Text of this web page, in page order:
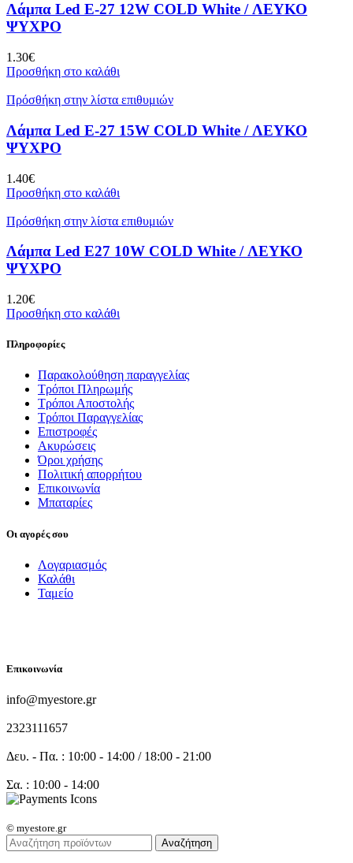
Λάμπα Led E-27 12W COLD White / ΛΕΥΚΟ
ΨΥΧΡΟ
1.30€
Προσθήκη στο καλάθι
Πρόσθήκη στην λίστα επιθυμιών
Λάμπα Led E-27 15W COLD White / ΛΕΥΚΟ
ΨΥΧΡΟ
1.40€
Προσθήκη στο καλάθι
Πρόσθήκη στην λίστα επιθυμιών
Λάμπα Led E27 10W COLD White / ΛΕΥΚΟ
ΨΥΧΡΟ
1.20€
Προσθήκη στο καλάθι
Πληροφορίες
Παρακολούθηση παραγγελίας
Τρόποι Πληρωμής
Τρόποι Αποστολής
Τρόποι Παραγγελίας
Επιστροφές
Ακυρώσεις
Όροι χρήσης
Πολιτική απορρήτου
Επικοινωνία
Μπαταρίες
Οι αγορές σου
Λογαριασμός
Καλάθι
Ταμείο
Επικοινωνία
info@myestore.gr
2323111657
Δευ. - Πα. : 10:00 - 14:00 / 18:00 - 21:00
Σα. : 10:00 - 14:00
© myestore.gr
Αναζήτηση